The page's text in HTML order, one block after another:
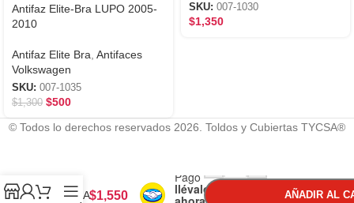
Antifaz Elite-Bra LUPO 2005-
2010
Antifaz Elite Bra Antifaces
Volkswagen
SKU: 007-1035
$1,300 $500
SKU: 007-1030
$1,350
© Todos lo derechos reservados 2026. Toldos y Cubiertas TYCSA®
MAZDA$1,550
Pago
llévalo AÑADIR AL